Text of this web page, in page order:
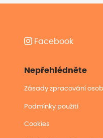
Facebook
Nepřehlédněte
Zásady zpracování
Podmínky použití
Cookies